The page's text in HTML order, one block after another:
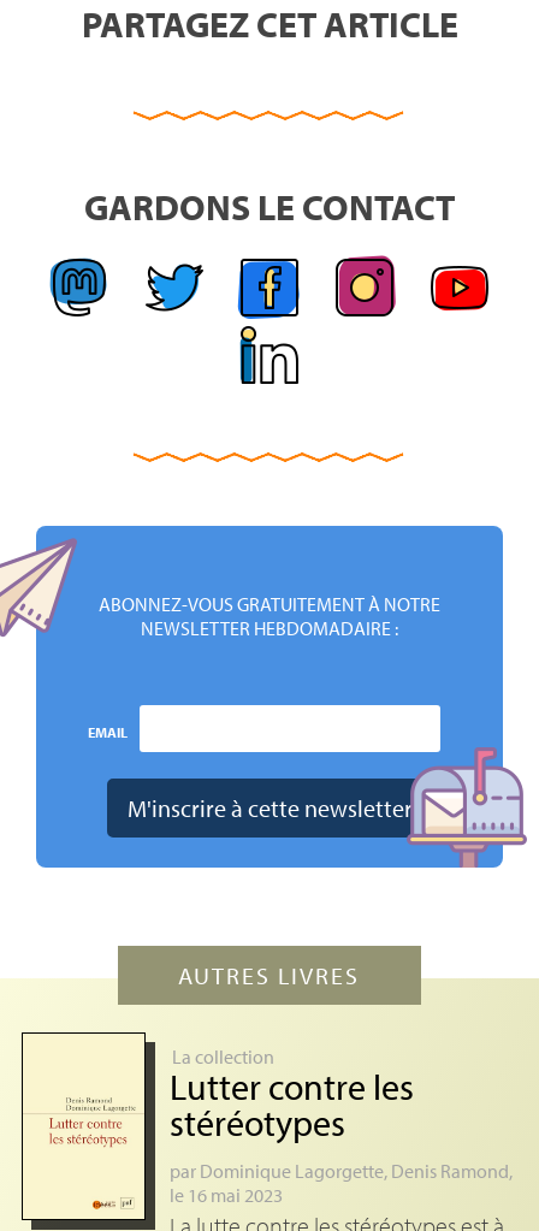
PARTAGEZ CET ARTICLE
GARDONS LE CONTACT
ABONNEZ-VOUS GRATUITEMENT À NOTRE
NEWSLETTER HEBDOMADAIRE :
EMAIL
AUTRES LIVRES
La collection
Lutter contre les
stéréotypes
par Dominique Lagorgette, Denis Ramond,
le 16 mai 2023